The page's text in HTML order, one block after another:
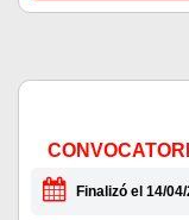
Finalizó el 14/